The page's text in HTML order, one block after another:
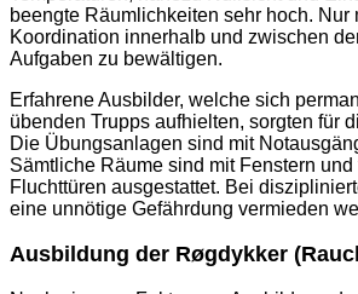
beengte Räumlichkeiten sehr hoch. Nur
Koordination innerhalb und zwischen
Aufgaben zu bewältigen.
Erfahrene Ausbilder, welche sich
übenden Trupps aufhielten, sorgten für
Die Übungsanlagen sind mit
Sämtliche Räume sind mit Fenstern
Fluchttüren ausgestattet. Bei
eine unnötige Gefährdung vermieden
Ausbildung der Røgdykker